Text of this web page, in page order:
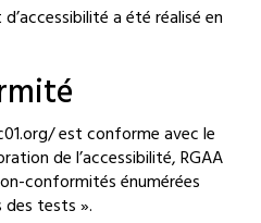
a été réalisé en
est conforme avec le
de l’accessibilité,RGAA
conformités énumérées
des tests ».